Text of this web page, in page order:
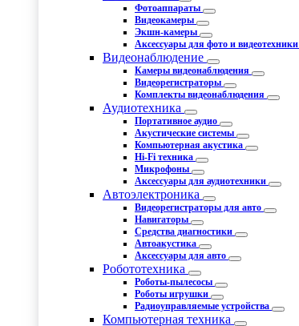
Фотоаппараты
Видеокамеры
Экшн-камеры
Аксессуары для фото и видеотехники
Видеонаблюдение
Камеры видеонаблюдения
Видеорегистраторы
Комплекты видеонаблюдения
Аудиотехника
Портативное аудио
Акустические системы
Компьютерная акустика
Hi-Fi техника
Микрофоны
Аксессуары для аудиотехники
Автоэлектроника
Видеорегистраторы для авто
Навигаторы
Средства диагностики
Автоакустика
Аксессуары для авто
Робототехника
Роботы-пылесосы
Роботы игрушки
Радиоуправляемые устройства
Компьютерная техника